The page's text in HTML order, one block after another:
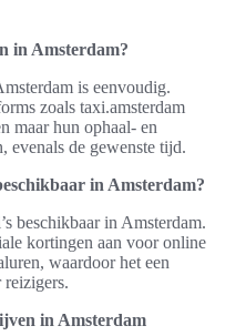
in Amsterdam?
is eenvoudig.
zoals taxi.amsterdam
maar hun ophaal- en
evenals de gewenste tijd.
in Amsterdam?
beschikbaar in Amsterdam.
kortingen aan voor online
waardoor het een
in Amsterdam